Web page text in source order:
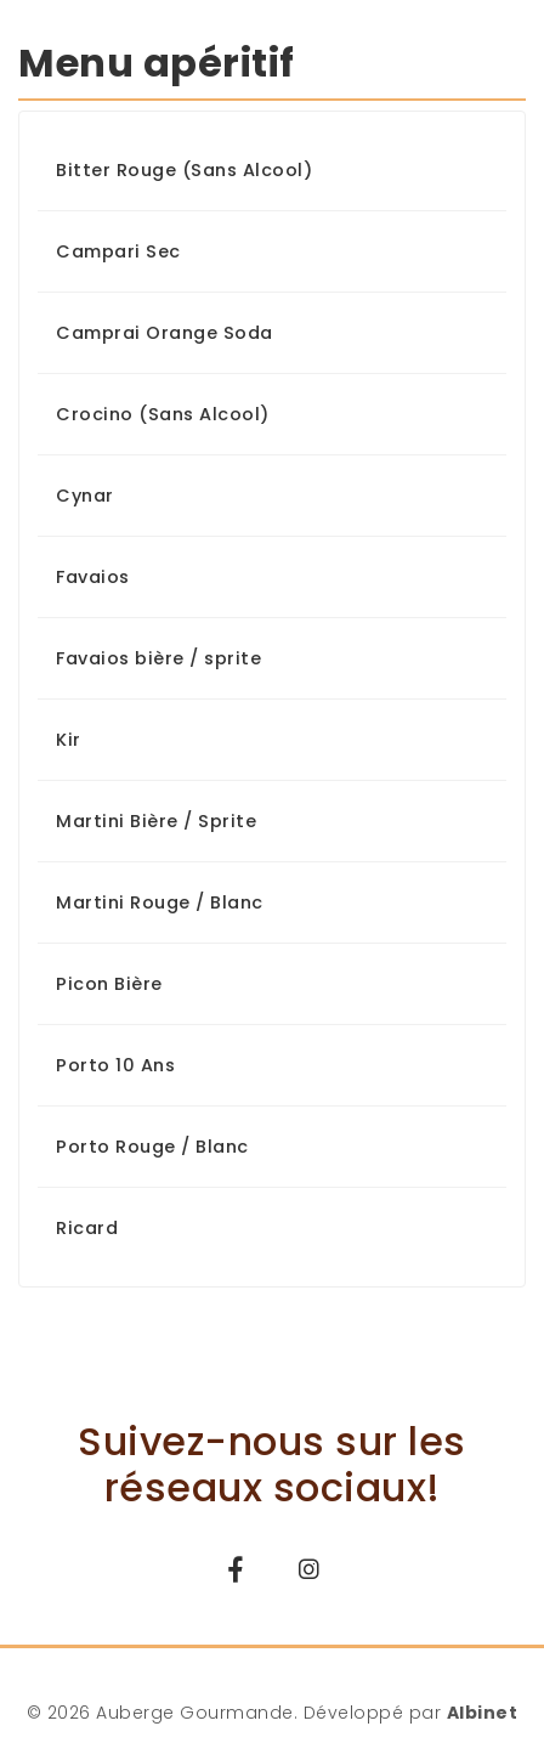
Menu apéritif
Bitter Rouge (Sans Alcool)
Campari Sec
Camprai Orange Soda
Crocino (Sans Alcool)
Cynar
Favaios
Favaios bière / sprite
Kir
Martini Bière / Sprite
Martini Rouge / Blanc
Picon Bière
Porto 10 Ans
Porto Rouge / Blanc
Ricard
Suivez-nous sur les
réseaux sociaux!
© 2026 Auberge Gourmande. Développé par Albinet